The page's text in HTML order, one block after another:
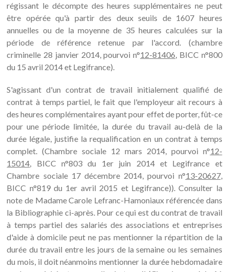
régissant le décompte des heures supplémentaires ne peut
être opérée qu'à partir des deux seuils de 1607 heures
annuelles ou de la moyenne de 35 heures calculées sur la
période de référence retenue par l'accord. (chambre
criminelle 28 janvier 2014, pourvoi n°12-81406, BICC n°800
du 15 avril 2014 et Legifrance).
S'agissant d'un contrat de travail initialement qualifié de
contrat à temps partiel, le fait que l'employeur ait recours à
des heures complémentaires ayant pour effet de porter, fût-ce
pour une période limitée, la durée du travail au-delà de la
durée légale, justifie la requalification en un contrat à temps
complet. (Chambre sociale 12 mars 2014, pourvoi n°12-
15014, BICC n°803 du 1er juin 2014 et Legifrance et
Chambre sociale 17 décembre 2014, pourvoi n°13-20627,
BICC n°819 du 1er avril 2015 et Legifrance)). Consulter la
note de Madame Carole Lefranc-Hamoniaux référencée dans
la Bibliographie ci-après. Pour ce qui est du contrat de travail
à temps partiel des salariés des associations et entreprises
d'aide à domicile peut ne pas mentionner la répartition de la
durée du travail entre les jours de la semaine ou les semaines
du mois, il doit néanmoins mentionner la durée hebdomadaire